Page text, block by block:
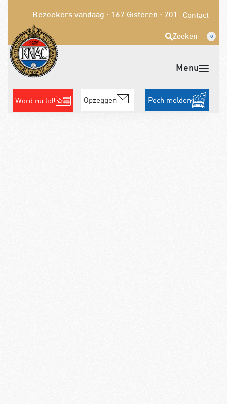
Bezoekers vandaag : 167 Gisteren : 701 Contact
Zoeken 0
Word nu lid! Opzeggen Pech melden